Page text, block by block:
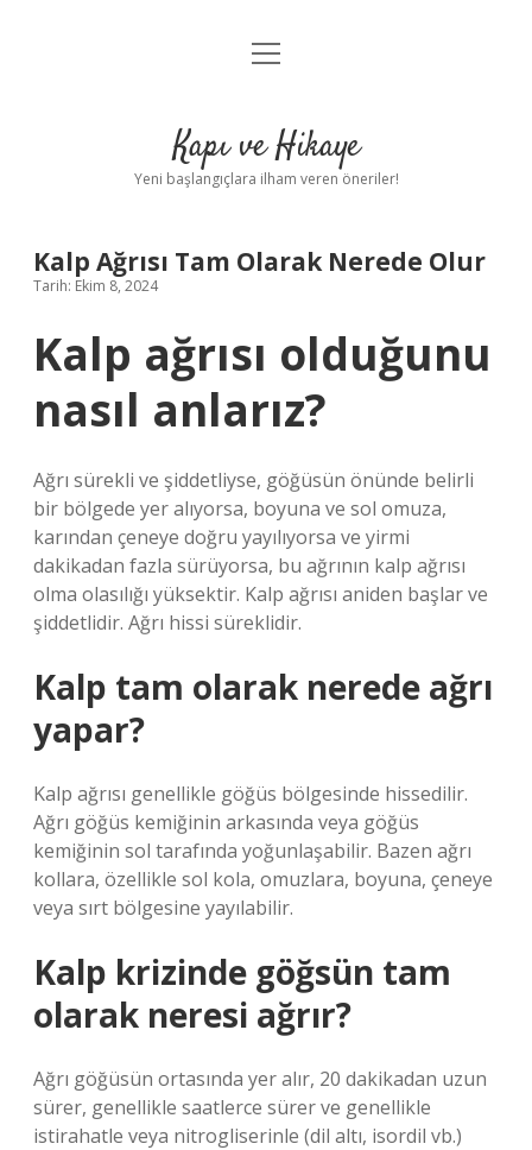
Anasayfa
Yasal Uyarı
menüyü
Kapı ve Hikaye
Yeni başlangıçlara ilham veren öneriler!
Kalp Ağrısı Tam Olarak Nerede Olur
Tarih: Ekim 8, 2024
Kalp ağrısı olduğunu
nasıl anlarız?
Ağrı sürekli ve şiddetliyse, göğüsün önünde belirli
bir bölgede yer alıyorsa, boyuna ve sol omuza,
karından çeneye doğru yayılıyorsa ve yirmi
dakikadan fazla sürüyorsa, bu ağrının kalp ağrısı
olma olasılığı yüksektir. Kalp ağrısı aniden başlar ve
şiddetlidir. Ağrı hissi süreklidir.
Kalp tam olarak nerede ağrı
yapar?
Kalp ağrısı genellikle göğüs bölgesinde hissedilir.
Ağrı göğüs kemiğinin arkasında veya göğüs
kemiğinin sol tarafında yoğunlaşabilir. Bazen ağrı
kollara, özellikle sol kola, omuzlara, boyuna, çeneye
veya sırt bölgesine yayılabilir.
Kalp krizinde göğsün tam
olarak neresi ağrır?
Ağrı göğüsün ortasında yer alır, 20 dakikadan uzun
sürer, genellikle saatlerce sürer ve genellikle
istirahatle veya nitrogliserinle (dil altı, isordil vb.)